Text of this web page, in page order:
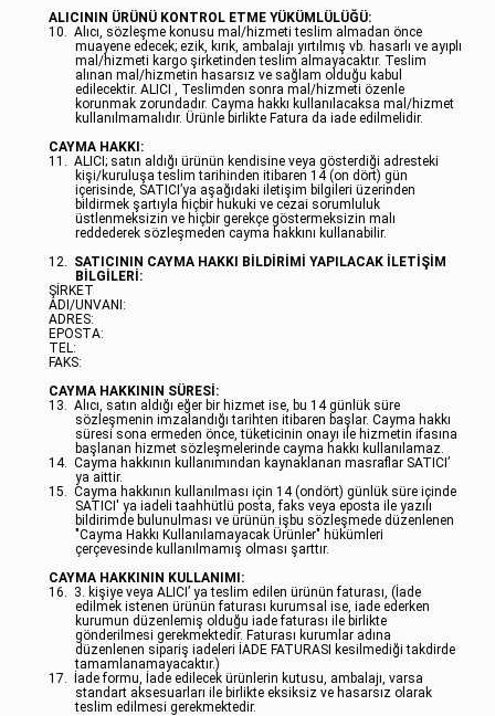
ALICININ ÜRÜNÜ KONTROL ETME YÜKÜMLÜLÜĞÜ:
10. Alıcı, sözleşme konusu mal/hizmeti teslim almadan önce
muayene edecek; ezik, kırık, ambalajı yırtılmış vb. hasarlı ve ayıplı
mal/hizmeti kargo şirketinden teslim almayacaktır. Teslim
alınan mal/hizmetin hasarsız ve sağlam olduğu kabul
edilecektir. ALICI , Teslimden sonra mal/hizmeti özenle
korunmak zorundadır. Cayma hakkı kullanılacaksa mal/hizmet
kullanılmamalıdır. Ürünle birlikte Fatura da iade edilmelidir.
CAYMA HAKKI:
11. ALICI; satın aldığı ürünün kendisine veya gösterdiği adresteki
kişi/kuruluşa teslim tarihinden itibaren 14 (on dört) gün
içerisinde, SATICI’ya aşağıdaki iletişim bilgileri üzerinden
bildirmek şartıyla hiçbir hukuki ve cezai sorumluluk
üstlenmeksizin ve hiçbir gerekçe göstermeksizin malı
reddederek sözleşmeden cayma hakkını kullanabilir.
12. SATICININ CAYMA HAKKI BİLDİRİMİ YAPILACAK İLETİŞİM
BİLGİLERİ:
ŞİRKET
ADI/UNVANI:
ADRES:
EPOSTA:
TEL:
FAKS:
CAYMA HAKKININ SÜRESİ:
13. Alıcı, satın aldığı eğer bir hizmet ise, bu 14 günlük süre
sözleşmenin imzalandığı tarihten itibaren başlar. Cayma hakkı
süresi sona ermeden önce, tüketicinin onayı ile hizmetin ifasına
başlanan hizmet sözleşmelerinde cayma hakkı kullanılamaz.
14. Cayma hakkının kullanımından kaynaklanan masraflar SATICI’
ya aittir.
15. Cayma hakkının kullanılması için 14 (ondört) günlük süre içinde
SATICI' ya iadeli taahhütlü posta, faks veya eposta ile yazılı
bildirimde bulunulması ve ürünün işbu sözleşmede düzenlenen
"Cayma Hakkı Kullanılamayacak Ürünler" hükümleri
çerçevesinde kullanılmamış olması şarttır.
CAYMA HAKKININ KULLANIMI:
16. 3. kişiye veya ALICI’ ya teslim edilen ürünün faturası, (İade
edilmek istenen ürünün faturası kurumsal ise, iade ederken
kurumun düzenlemiş olduğu iade faturası ile birlikte
gönderilmesi gerekmektedir. Faturası kurumlar adına
düzenlenen sipariş iadeleri İADE FATURASI kesilmediği takdirde
tamamlanamayacaktır.)
17.
İade formu, İade edilecek ürünlerin kutusu, ambalajı, varsa
standart aksesuarları ile birlikte eksiksiz ve hasarsız olarak
teslim edilmesi gerekmektedir.